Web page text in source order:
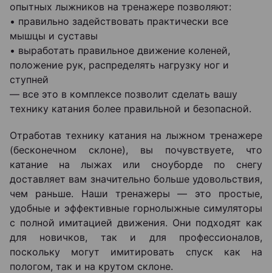
опытных лыжников на тренажере позволяют:
• правильно задействовать практически все
мышцы и суставы
• выработать правильное движение коленей,
положение рук, распределять нагрузку ног и
ступней
— все это в комплексе позволит сделать вашу
технику катания более правильной и безопасной.
Отработав технику катания на лыжном тренажере
(бесконечном склоне), вы почувствуете, что
катание на лыжах или сноуборде по снегу
доставляет вам значительно больше удовольствия,
чем раньше. Наши тренажеры — это простые,
удобные и эффективные горнолыжные симуляторы
с полной имитацией движения. Они подходят как
для новичков, так и для профессионалов,
поскольку могут имитировать спуск как на
пологом, так и на крутом склоне.